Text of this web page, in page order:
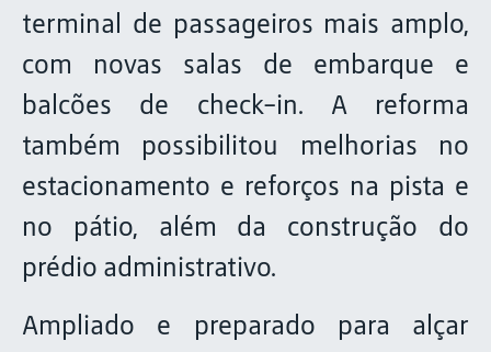
terminal de passageiros mais amplo,
com novas salas de embarque e
balcões de check-in. A reforma
também possibilitou melhorias no
estacionamento e reforços na pista e
no pátio, além da construção do
prédio administrativo.
Ampliado e preparado para alçar